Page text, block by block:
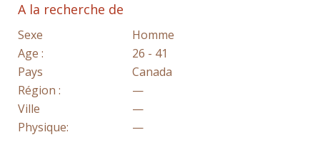
A la recherche de
Sexe
Homme
Age :
26 - 41
Pays
Canada
Région :
—
Ville
—
Physique:
—